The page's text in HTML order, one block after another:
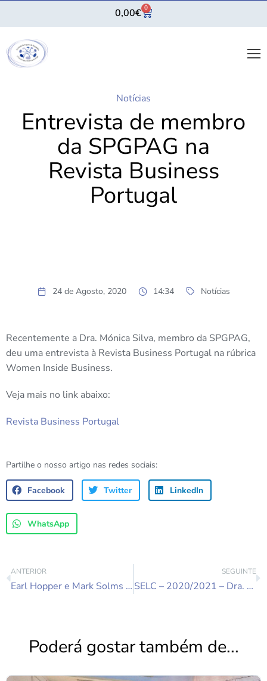
0,00€ 0
Notícias
Entrevista de membro
da SPGPAG na
Revista Business
Portugal
24 de Agosto, 2020 14:34 Notícias
Recentemente a Dra. Mónica Silva, membro da SPGPAG,
deu uma entrevista à Revista Business Portugal na rúbrica
Women Inside Business.
Veja mais no link abaixo:
Revista Business Portugal
Partilhe o nosso artigo nas redes sociais:
Facebook Twitter LinkedIn
WhatsApp
ANTERIOR
Earl Hopper e Mark Solms nas Conferências Online da SPGPAG 21 e 28 de Novembro de 2020
SEGUINTE
SELC – 2020/2021 – Dra. Graça Proença – 24/10/2020
Poderá gostar também de...